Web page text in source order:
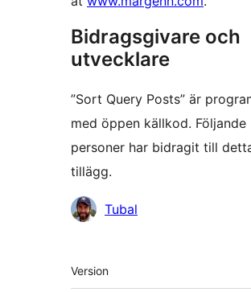
Bidragsgivare och
utvecklare
”Sort Query Posts” är
med öppen källkod. Följande
personer har bidragit till
tillägg.
Bidragande
Tubal
Meta
Version